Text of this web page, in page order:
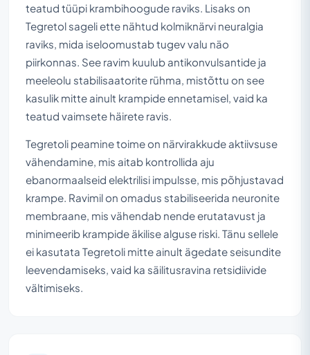
teatud tüüpi krambihoogude raviks. Lisaks on
Tegretol sageli ette nähtud kolmiknärvi neuralgia
raviks, mida iseloomustab tugev valu näo
piirkonnas. See ravim kuulub antikonvulsantide ja
meeleolu stabilisaatorite rühma, mistõttu on see
kasulik mitte ainult krampide ennetamisel, vaid ka
teatud vaimsete häirete ravis.
Tegretoli peamine toime on närvirakkude aktiivsuse
vähendamine, mis aitab kontrollida aju
ebanormaalseid elektrilisi impulsse, mis põhjustavad
krampe. Ravimil on omadus stabiliseerida neuronite
membraane, mis vähendab nende erutatavust ja
minimeerib krampide äkilise alguse riski. Tänu sellele
ei kasutata Tegretoli mitte ainult ägedate seisundite
leevendamiseks, vaid ka säilitusravina retsidiivide
vältimiseks.